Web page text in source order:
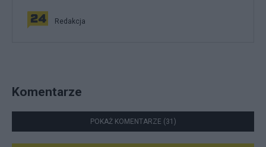
Redakcja
Komentarze
POKAŻ KOMENTARZE (31)